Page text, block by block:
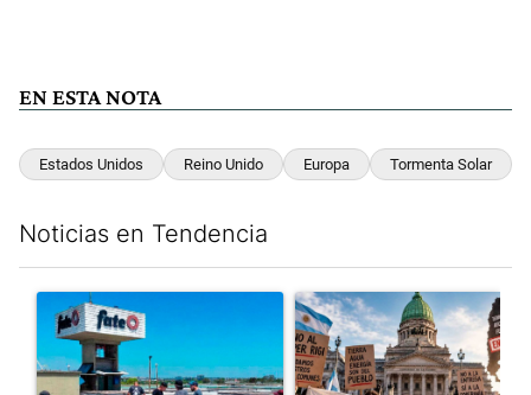
EN ESTA NOTA
Estados Unidos Reino Unido Europa Tormenta Solar
Noticias en Tendencia
Un artículo de tendencia con el título "Récord histórico de
Un artículo de tendencia con